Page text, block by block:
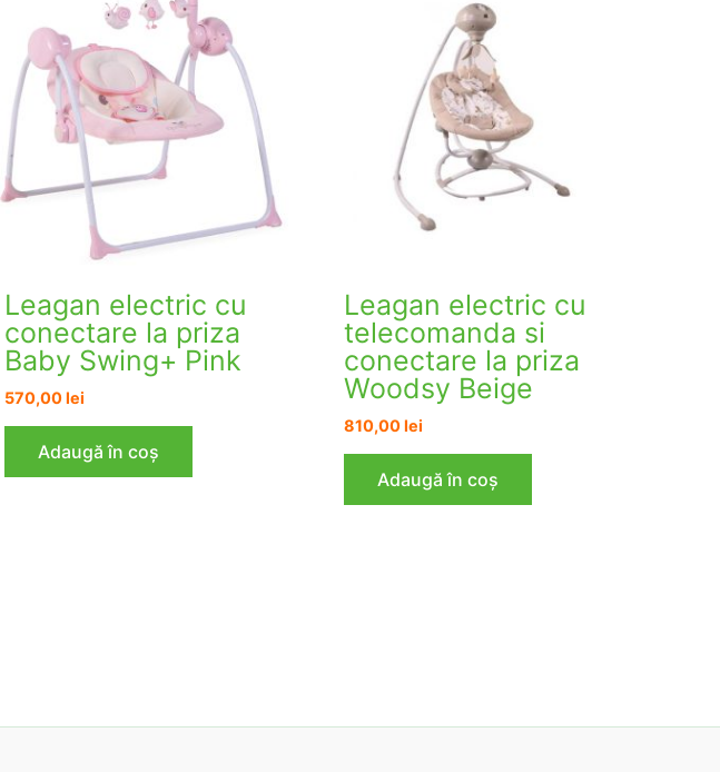
Leagan electric cu
conectare la priza
Baby Swing+ Pink
570,00 lei
Adaugă în coș
Leagan electric cu
telecomanda si
conectare la priza
Woodsy Beige
810,00 lei
Adaugă în coș